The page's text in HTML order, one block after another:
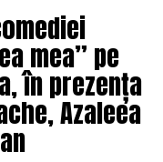
lumea întreagă! La
pentru România!
mea” pe
în prezența
Azaleea